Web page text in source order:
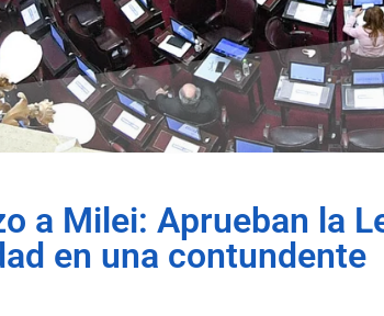
a Milei: Aprueban la
en una contundente